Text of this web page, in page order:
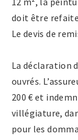
doit être
Le devis de
La déclaration
ouvrés.
200 € et
villégiature,
pour les